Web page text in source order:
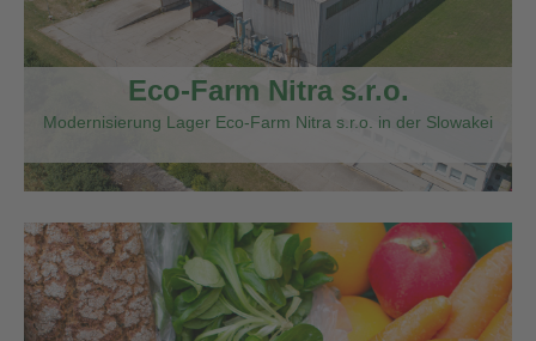
Eco-Farm Nitra s.r.o.
Modernisierung Lager Eco-Farm Nitra s.r.o. in der Slowakei